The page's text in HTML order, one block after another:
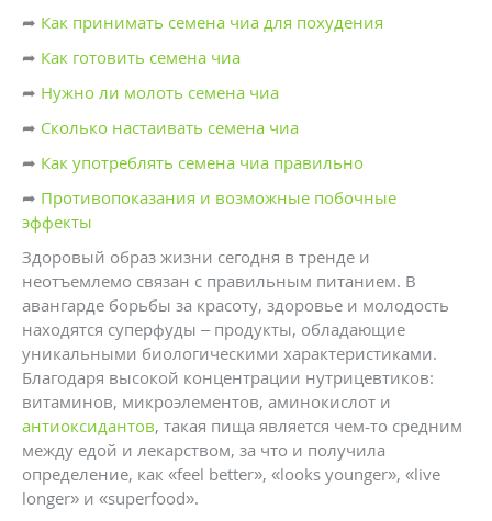
➦ Как принимать семена чиа для похудения
➦ Как готовить семена чиа
➦ Нужно ли молоть семена чиа
➦ Сколько настаивать семена чиа
➦ Как употреблять семена чиа правильно
➦ Противопоказания и возможные побочные
эффекты
Здоровый образ жизни сегодня в тренде и
неотъемлемо связан с правильным питанием. В
авангарде борьбы за красоту, здоровье и молодость
находятся суперфуды – продукты, обладающие
уникальными биологическими характеристиками.
Благодаря высокой концентрации нутрицевтиков:
витаминов, микроэлементов, аминокислот и
антиоксидантов, такая пища является чем-то средним
между едой и лекарством, за что и получила
определение, как «feel better», «looks younger», «live
longer» и «superfood».